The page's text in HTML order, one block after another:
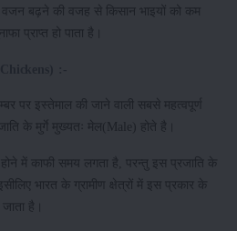
बढ़ने की वजह से किसान भाइयों को कम
प्राप्त हो पाता है।
पर इस्तेमाल की जाने वाली सबसे महत्वपूर्ण
के मुर्गे मुख्यतः मेल(Male) होते है।
होने में काफी समय लगता है, परन्तु इस प्रजाति के
भारत के ग्रामीण क्षेत्रों में इस प्रकार के
है।